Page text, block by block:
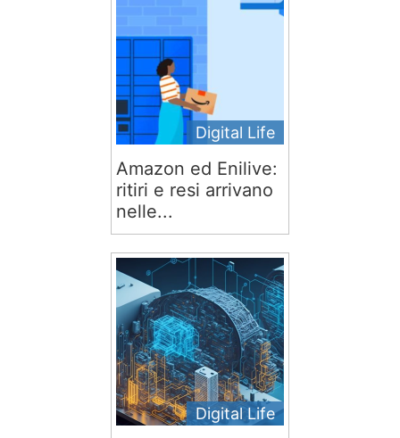
Digital Life
Amazon ed Enilive:
ritiri e resi arrivano
nelle...
Digital Life